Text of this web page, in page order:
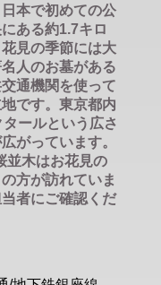
本で初めての公
ある約1.7キロ
見の季節には大
人のお墓がある
通機関を使って
です。東京都内
ールという広さ
がっています。
並木はお花見の
方が訪れていま
者にご確認くだ